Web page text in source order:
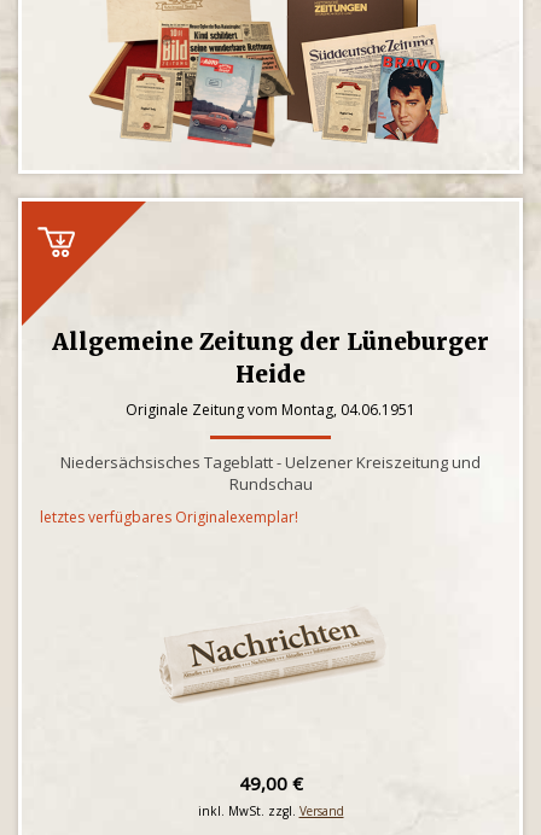
Allgemeine Zeitung der Lüneburger
Heide
Originale Zeitung vom Montag, 04.06.1951
Niedersächsisches Tageblatt - Uelzener Kreiszeitung und
Rundschau
letztes verfügbares Originalexemplar!
49,00 €
inkl. MwSt. zzgl. Versand